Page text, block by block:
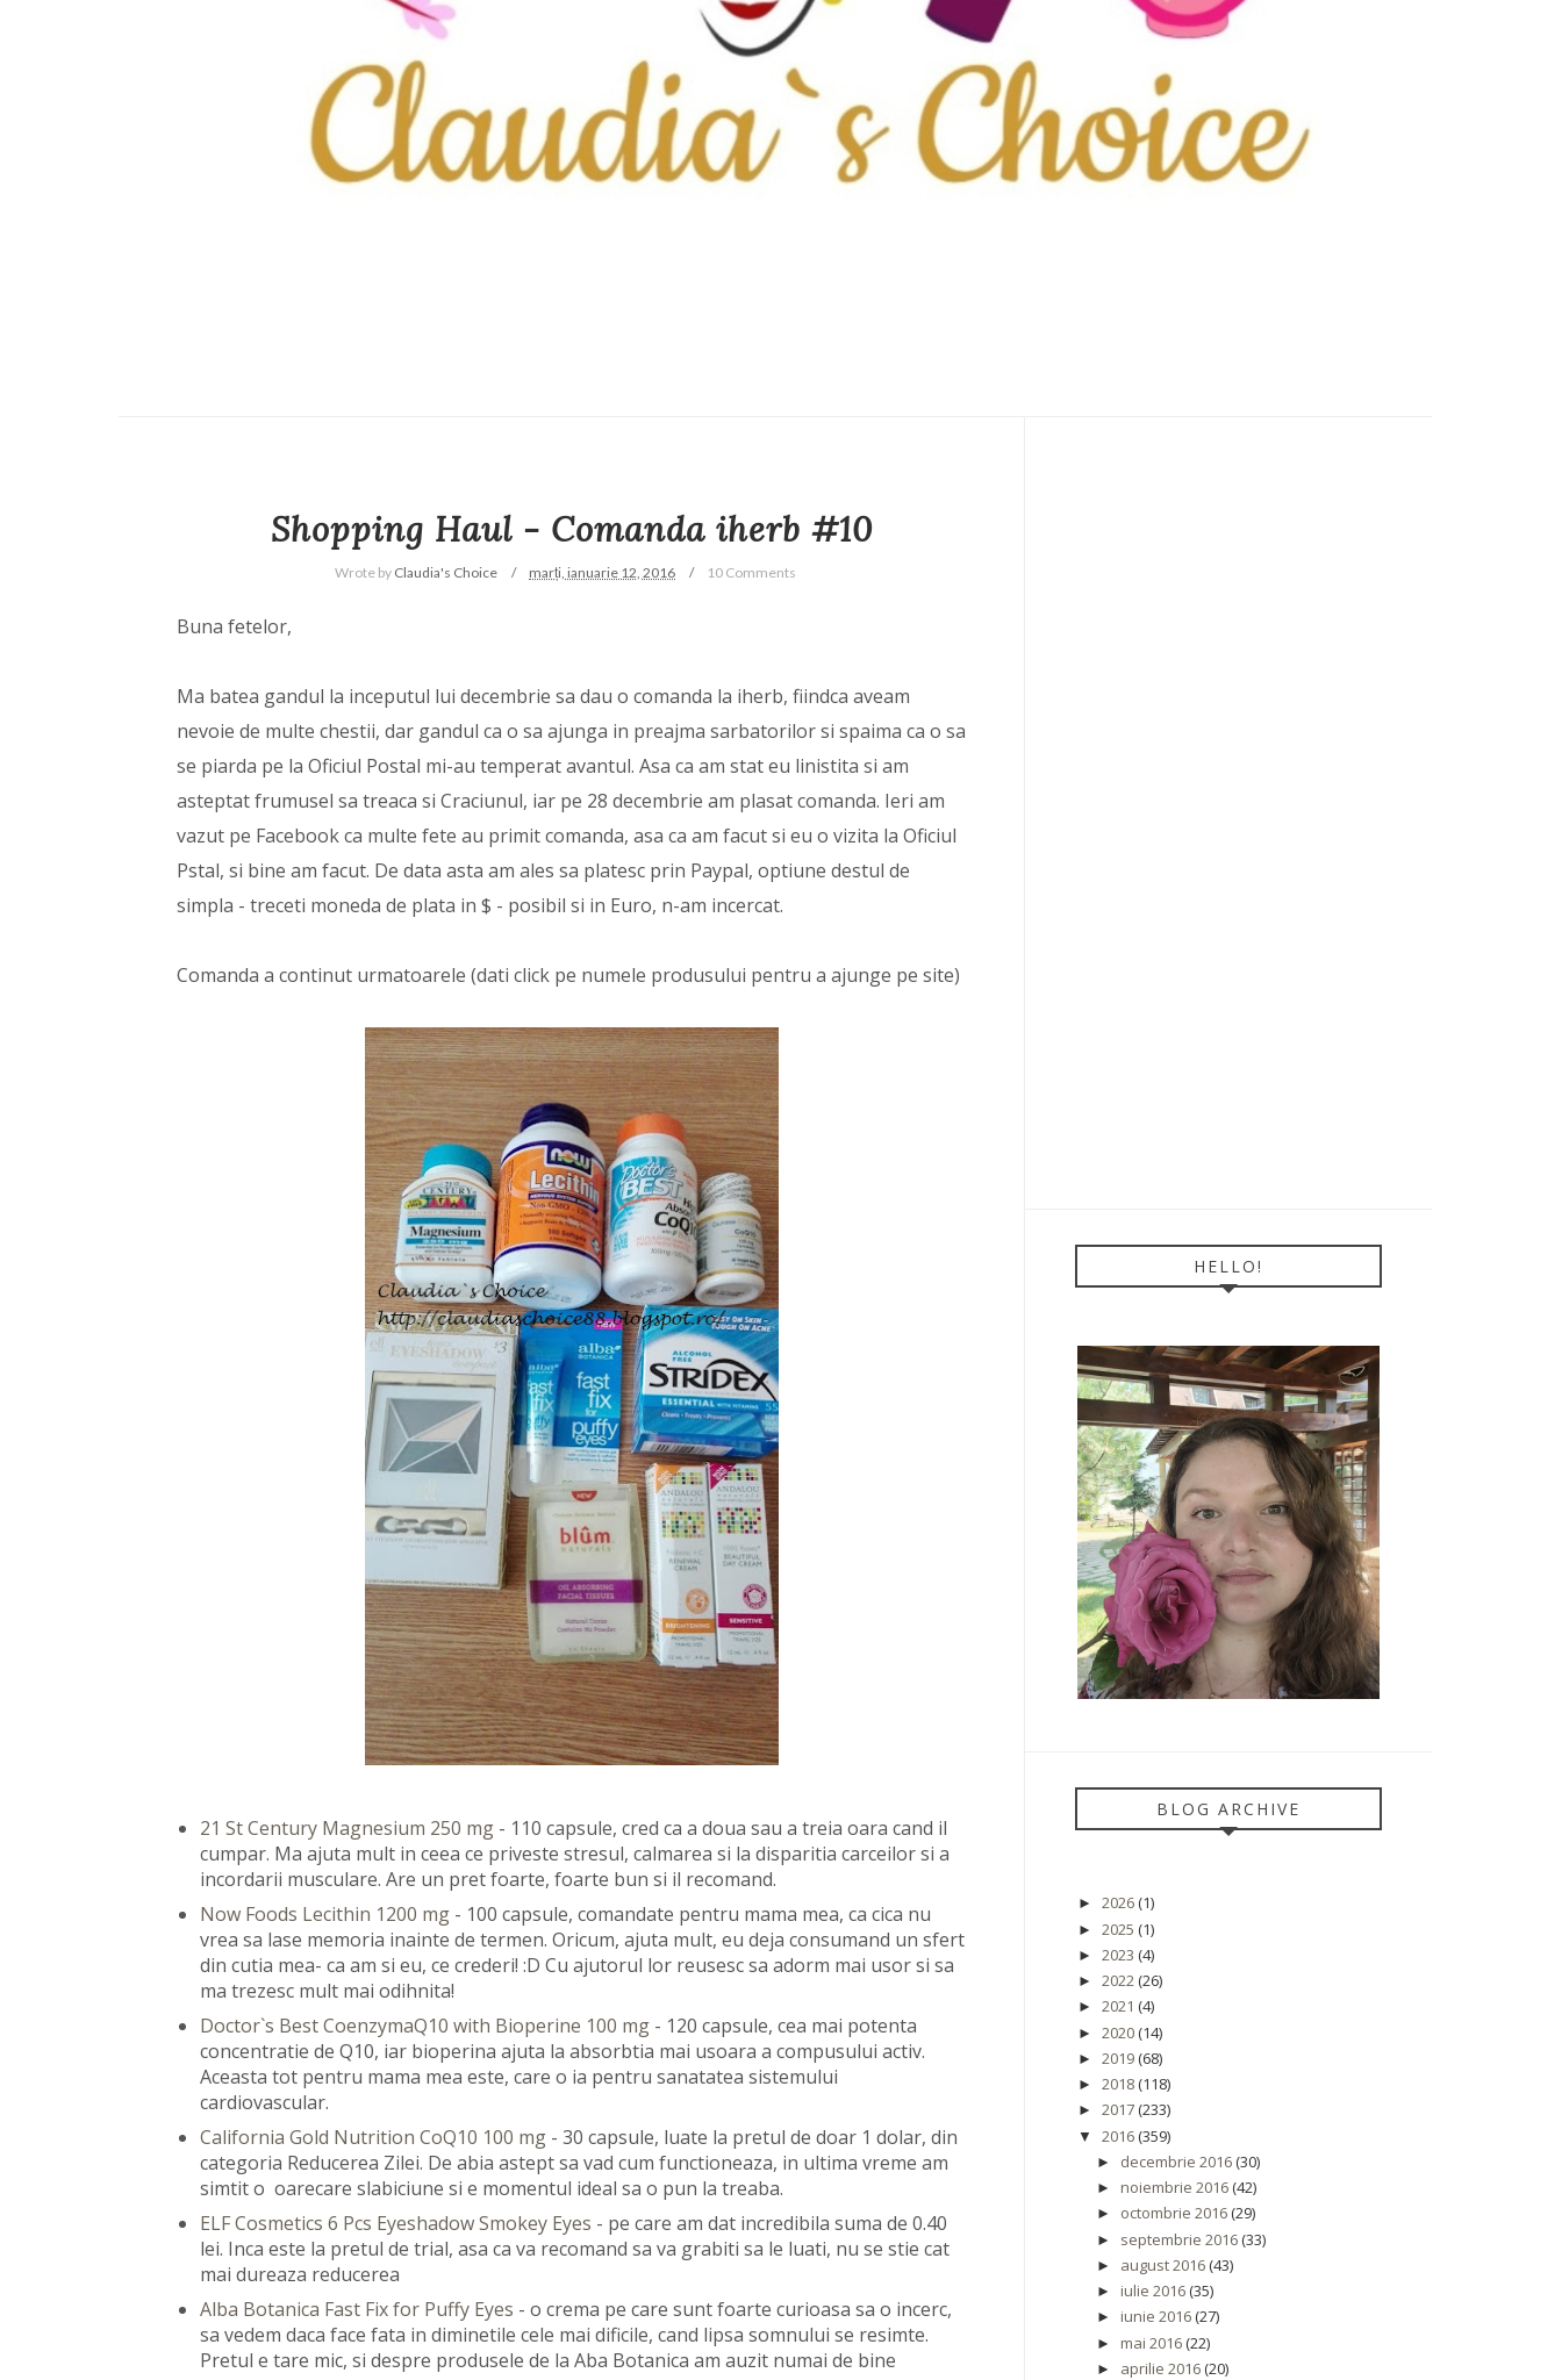
Shopping Haul - Comanda iherb #10
Wrote by Claudia's Choice marți, ianuarie 12, 2016 10 Comments
Buna fetelor,
Ma batea gandul la inceputul lui decembrie sa dau o comanda la iherb, fiindca aveam
nevoie de multe chestii, dar gandul ca o sa ajunga in preajma sarbatorilor si spaima ca o sa
se piarda pe la Oficiul Postal mi-au temperat avantul. Asa ca am stat eu linistita si am
asteptat frumusel sa treaca si Craciunul, iar pe 28 decembrie am plasat comanda. Ieri am
vazut pe Facebook ca multe fete au primit comanda, asa ca am facut si eu o vizita la Oficiul
Pstal, si bine am facut. De data asta am ales sa platesc prin Paypal, optiune destul de
simpla - treceti moneda de plata in $ - posibil si in Euro, n-am incercat.
Comanda a continut urmatoarele (dati click pe numele produsului pentru a ajunge pe site)
21 St Century Magnesium 250 mg - 110 capsule, cred ca a doua sau a treia oara cand il
cumpar. Ma ajuta mult in ceea ce priveste stresul, calmarea si la disparitia carceilor si a
incordarii musculare. Are un pret foarte, foarte bun si il recomand.
Now Foods Lecithin 1200 mg - 100 capsule, comandate pentru mama mea, ca cica nu
vrea sa lase memoria inainte de termen. Oricum, ajuta mult, eu deja consumand un sfert
din cutia mea- ca am si eu, ce crederi! :D Cu ajutorul lor reusesc sa adorm mai usor si sa
ma trezesc mult mai odihnita!
Doctor`s Best CoenzymaQ10 with Bioperine 100 mg - 120 capsule, cea mai potenta
concentratie de Q10, iar bioperina ajuta la absorbtia mai usoara a compusului activ.
Aceasta tot pentru mama mea este, care o ia pentru sanatatea sistemului
cardiovascular.
California Gold Nutrition CoQ10 100 mg - 30 capsule, luate la pretul de doar 1 dolar, din
categoria Reducerea Zilei. De abia astept sa vad cum functioneaza, in ultima vreme am
simtit o oarecare slabiciune si e momentul ideal sa o pun la treaba.
ELF Cosmetics 6 Pcs Eyeshadow Smokey Eyes - pe care am dat incredibila suma de 0.40
lei. Inca este la pretul de trial, asa ca va recomand sa va grabiti sa le luati, nu se stie cat
mai dureaza reducerea
Alba Botanica Fast Fix for Puffy Eyes - o crema pe care sunt foarte curioasa sa o incerc,
sa vedem daca face fata in diminetile cele mai dificile, cand lipsa somnului se resimte.
Pretul e tare mic, si despre produsele de la Aba Botanica am auzit numai de bine
HELLO!
BLOG ARCHIVE
► 2026(1)
► 2025 (1)
► 2023 (4)
► 2022(26)
► 2021 (4)
► 2020(14)
► 2019(68)
► 2018(118)
► 2017(233)
▼ 2016(359)
► decembrie 2016(30)
► noiembrie 2016(42)
► octombrie 2016(29)
► septembrie 2016(33)
► august 2016(43)
► iulie 2016(35)
► iunie 2016(27)
► mai 2016(22)
► aprilie 2016(20)